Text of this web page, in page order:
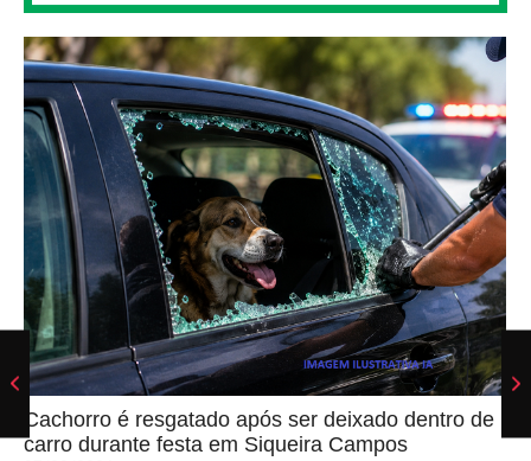
Cachorro é resgatado após ser deixado dentro de
carro durante festa em Siqueira Campos